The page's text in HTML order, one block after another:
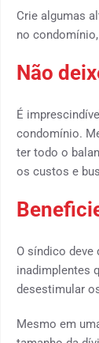
Crie algumas
no
Não
É
condomínio.
ter todo o
os custos e
O síndico
inadimplentes
desestimular
Mesmo em